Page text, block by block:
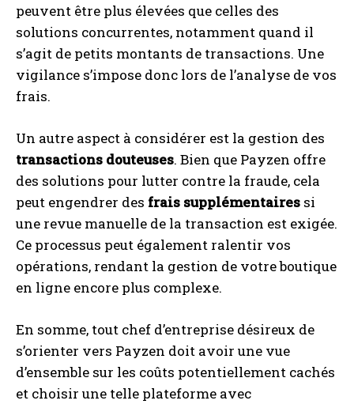
peuvent être plus élevées que celles des
solutions concurrentes, notamment quand il
s’agit de petits montants de transactions. Une
vigilance s’impose donc lors de l’analyse de vos
frais.
Un autre aspect à considérer est la gestion des
transactions douteuses. Bien que Payzen offre
des solutions pour lutter contre la fraude, cela
peut engendrer des frais supplémentaires si
une revue manuelle de la transaction est exigée.
Ce processus peut également ralentir vos
opérations, rendant la gestion de votre boutique
en ligne encore plus complexe.
En somme, tout chef d’entreprise désireux de
s’orienter vers Payzen doit avoir une vue
d’ensemble sur les coûts potentiellement cachés
et choisir une telle plateforme avec